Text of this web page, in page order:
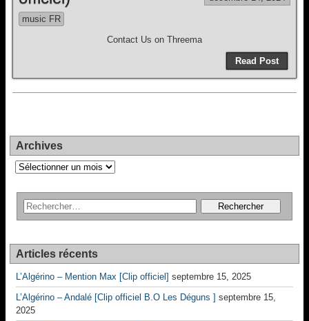
music FR
Contact Us on Threema
Read Post
Archives
Archives
Articles récents
L’Algérino – Mention Max [Clip officiel] septembre 15, 2025
L’Algérino – Andalé [Clip officiel B.O Les Déguns ] septembre 15,
2025